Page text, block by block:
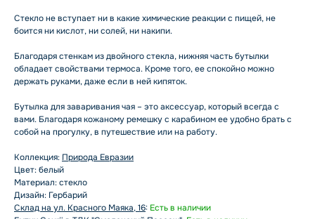
Стекло не вступает ни в какие химические реакции с пищей, не
боится ни кислот, ни солей, ни накипи.
Благодаря стенкам из двойного стекла, нижняя часть бутылки
обладает свойствами термоса. Кроме того, ее спокойно можно
держать руками, даже если в ней кипяток.
Бутылка для заваривания чая – это аксессуар, который всегда с
вами. Благодаря кожаному ремешку с карабином ее удобно брать с
собой на прогулку, в путешествие или на работу.
Коллекция: Природа Евразии
Цвет: белый
Материал: стекло
Дизайн: Гербарий
Склад на ул. Красного Маяка, 16: Есть в наличии